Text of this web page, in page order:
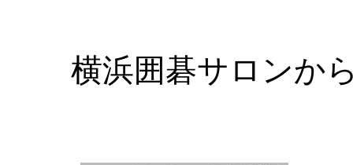
横浜囲碁サロンか